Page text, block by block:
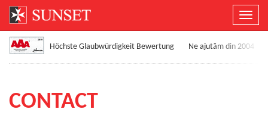
Höchste Glaubwürdigkeit Bewertung Ne ajutăm din 2004
CONTACT